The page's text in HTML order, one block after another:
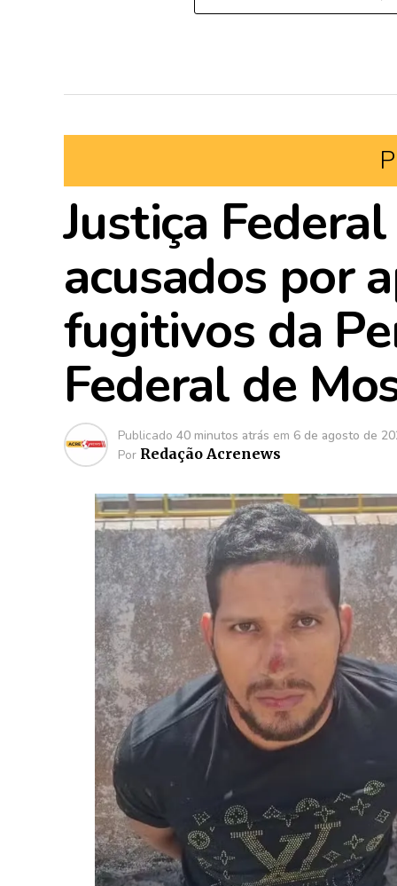
Justiça
acusados por
fugitivos da
Federal de
Publicado 40 minutos atrás em 6 de agosto de
Por Redação Acrenews